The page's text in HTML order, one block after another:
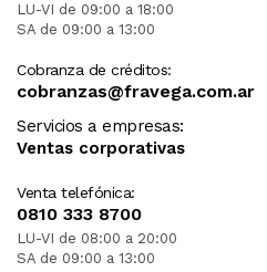
LU-VI de 09:00 a 18:00
SA de 09:00 a 13:00
Cobranza de créditos:
cobranzas@fravega.com.ar
Servicios a empresas:
Ventas corporativas
Venta telefónica:
0810 333 8700
LU-VI de 08:00 a 20:00
SA de 09:00 a 13:00